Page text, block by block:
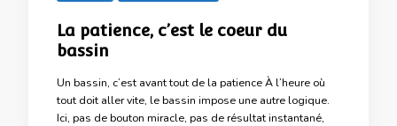
La patience, c’est le coeur du
bassin
Un bassin, c’est avant tout de la patience À l’heure où
tout doit aller vite, le bassin impose une autre logique.
Ici, pas de bouton miracle, pas de résultat instantané,